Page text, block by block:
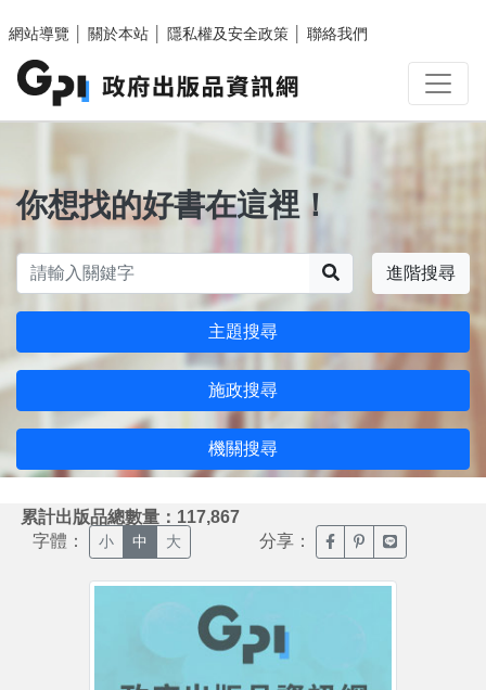
網站導覽
關於本站 隱私權及安全政策 聯絡我們
你想找的好書在這裡！
進階搜尋
主題搜尋
施政搜尋
機關搜尋
累計出版品總數量：117,867
字體： 小 中 大 分享： 臉書分享(另開新視窗)
噗浪分享(另開新
Line分享(另